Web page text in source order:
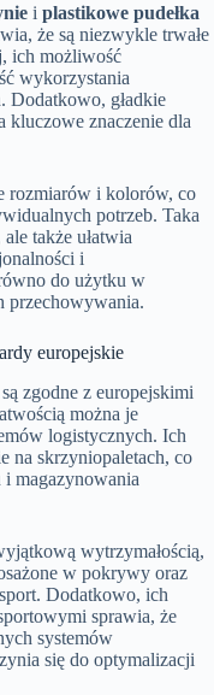
i plastikowe pudełka
że są niezwykle trwałe
ich możliwość
wykorzystania
Dodatkowo, gładkie
kluczowe znaczenie dla
rozmiarów i kolorów, co
potrzeb. Taka
także ułatwia
i
do użytku w
przechowywania.
europejskie
są zgodne z europejskimi
można je
logistycznych. Ich
na skrzyniopaletach, co
i magazynowania
wytrzymałością,
w pokrywy oraz
Dodatkowo, ich
sprawia, że
systemów
się do optymalizacji